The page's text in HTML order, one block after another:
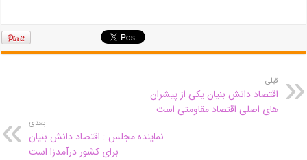
قبلی
اقتصاد دانش بنیان یکی از پیشران
های اصلی اقتصاد مقاومتی است
بعدی
نماینده مجلس : اقتصاد دانش بنیان
برای کشور درآمدزا است